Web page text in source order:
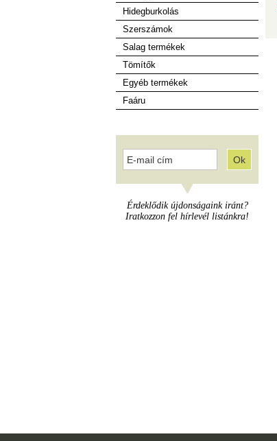
Hidegburkolás
Szerszámok
Salag termékek
Tömítők
Egyéb termékek
Faáru
Érdeklődik újdonságaink iránt?
Iratkozzon fel hírlevél listánkra!